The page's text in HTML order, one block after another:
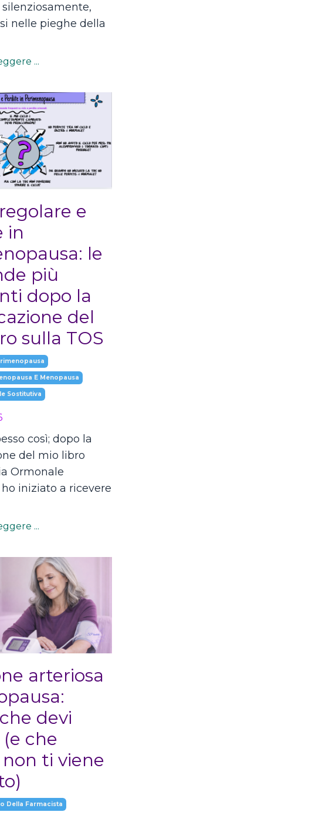
nelle pieghe della
...
e
in
le
più
dopo la
del
sulla TOS
E Menopausa
Sostitutiva
così; dopo la
del mio libro
Ormonale
iniziato a ricevere
...
arteriosa
devi
che
non ti viene
Della Farmacista